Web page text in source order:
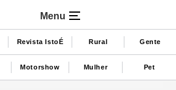
Menu
Revista IstoÉ Rural Gente
Motorshow Mulher Pet